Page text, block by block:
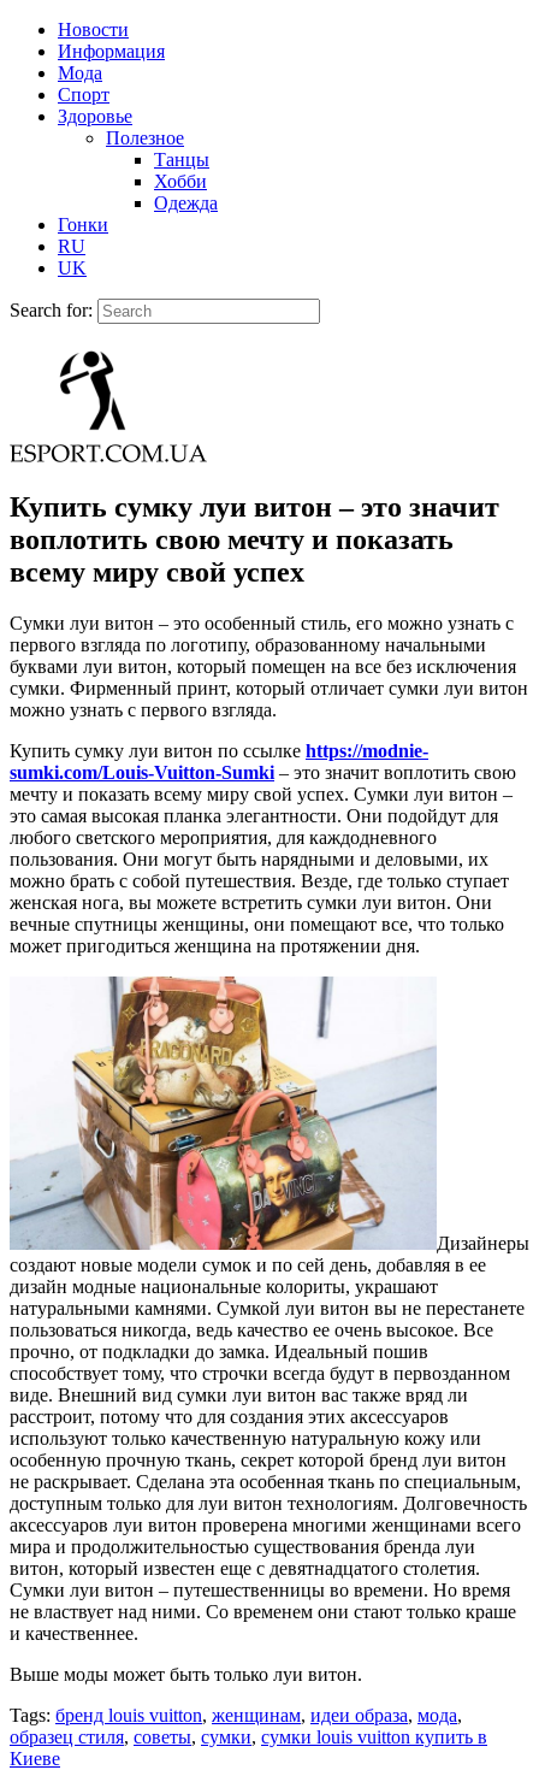
Новости
Информация
Мода
Спорт
Здоровье
Полезное
Танцы
Хобби
Одежда
Гонки
RU
UK
Search for:
Купить сумку луи витон – это значит
воплотить свою мечту и показать
всему миру свой успех
Сумки луи витон – это особенный стиль, его можно узнать с
первого взгляда по логотипу, образованному начальными
буквами луи витон, который помещен на все без исключения
сумки. Фирменный принт, который отличает сумки луи витон
можно узнать с первого взгляда.
Купить сумку луи витон по ссылке https://modnie-
sumki.com/Louis-Vuitton-Sumki – это значит воплотить свою
мечту и показать всему миру свой успех. Сумки луи витон –
это самая высокая планка элегантности. Они подойдут для
любого светского мероприятия, для каждодневного
пользования. Они могут быть нарядными и деловыми, их
можно брать с собой путешествия. Везде, где только ступает
женская нога, вы можете встретить сумки луи витон. Они
вечные спутницы женщины, они помещают все, что только
может пригодиться женщина на протяжении дня.
Дизайнеры
создают новые модели сумок и по сей день, добавляя в ее
дизайн модные национальные колориты, украшают
натуральными камнями. Сумкой луи витон вы не перестанете
пользоваться никогда, ведь качество ее очень высокое. Все
прочно, от подкладки до замка. Идеальный пошив
способствует тому, что строчки всегда будут в первозданном
виде. Внешний вид сумки луи витон вас также вряд ли
расстроит, потому что для создания этих аксессуаров
используют только качественную натуральную кожу или
особенную прочную ткань, секрет которой бренд луи витон
не раскрывает. Сделана эта особенная ткань по специальным,
доступным только для луи витон технологиям. Долговечность
аксессуаров луи витон проверена многими женщинами всего
мира и продолжительностью существования бренда луи
витон, который известен еще с девятнадцатого столетия.
Сумки луи витон – путешественницы во времени. Но время
не властвует над ними. Со временем они стают только краше
и качественнее.
Выше моды может быть только луи витон.
Tags: бренд louis vuitton, женщинам, идеи образа, мода,
образец стиля, советы, сумки, сумки louis vuitton купить в
Киеве